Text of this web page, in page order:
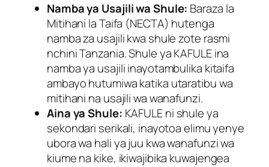
Namba ya Usajili wa Shule: Baraza la
Mitihani la Taifa (NECTA) hutenga
namba za usajili kwa shule zote rasmi
nchini Tanzania. Shule ya KAFULE ina
namba ya usajili inayotambulika kitaifa
ambayo hutumiwa katika utaratibu wa
mitihani na usajili wa wanafunzi.
Aina ya Shule: KAFULE ni shule ya
sekondari serikali, inayotoa elimu yenye
ubora wa hali ya juu kwa wanafunzi wa
kiume na kike, ikiwajibika kuwajengea